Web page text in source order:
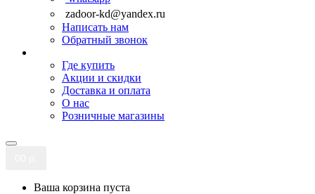
zadoor-kd@yandex.ru
Написать нам
Обратный звонок
Где купить
Акции и скидки
Доставка и оплата
О нас
Розничные магазины
Ваша корзина пуста